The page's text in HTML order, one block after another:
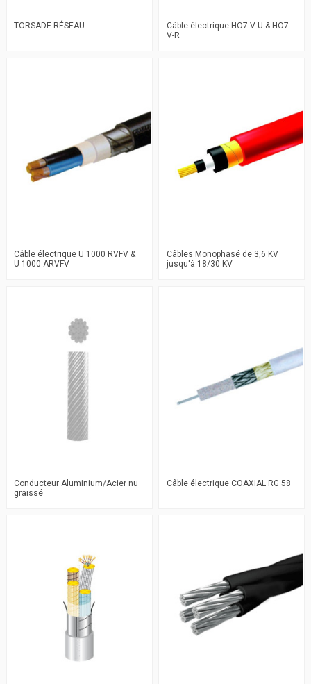
TORSADE RÉSEAU
Câble électrique HO7 V-U & HO7
V-R
Câble électrique U 1000 RVFV &
U 1000 ARVFV
Câbles Monophasé de 3,6 KV
jusqu'à 18/30 KV
Conducteur Aluminium/Acier nu
graissé
Câble électrique COAXIAL RG 58